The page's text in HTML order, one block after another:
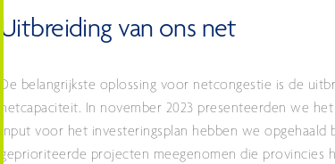
Uitbreiding van ons net
De belangrijkste oplossing voor netcongestie is de
netcapaciteit. In november 2023 presenteerden we
Input voor het investeringsplan hebben we
geprioriteerde projecten meegenomen die provincies